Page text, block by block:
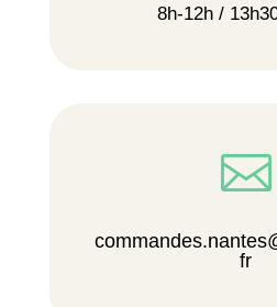
8h-12h /

fr